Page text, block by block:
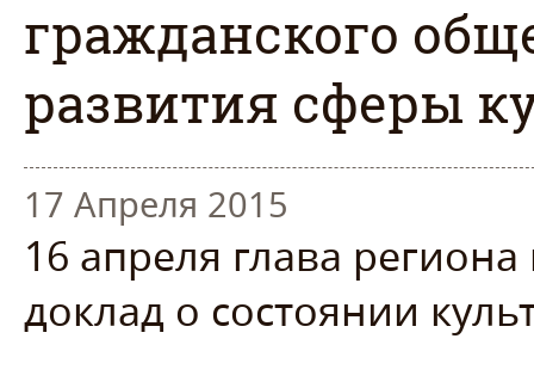
гражданского
развития сферы
17 Апреля 2015
16 апреля глава
доклад о состоянии